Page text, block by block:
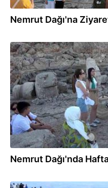
Nemrut Dağı'na
23.06.2025
Nemrut Dağı'nda